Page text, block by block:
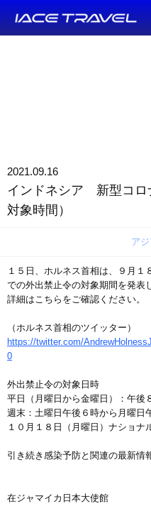
2021.09.16
インドネシア 新型コロ
対象時間）
アジ
１５日、ホルネス首相は、９月１
での外出禁止令の対象期間を発表
詳細はこちらをご確認ください。
（ホルネス首相のツイッター）
https://twitter.com/
0
外出禁止令の対象日時
平日（月曜日から金曜日）：午後
週末：土曜日午後６時から月曜日
１０月１８日（月曜日）ナショナ
引き続き感染予防と関連の最新情
在ジャマイカ日本大使館